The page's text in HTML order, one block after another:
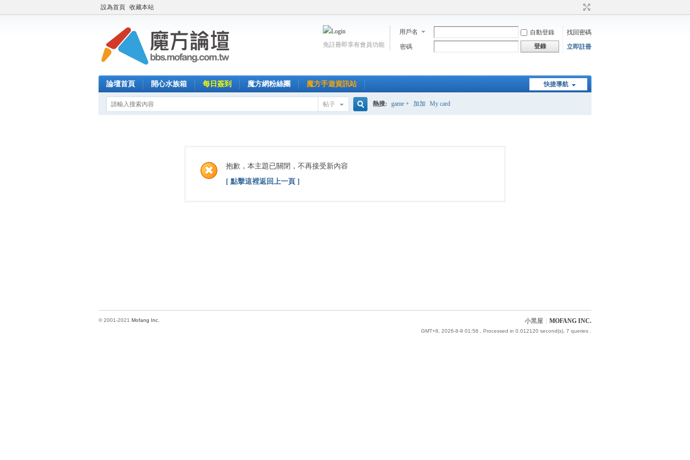
設為首頁 收藏本站
用戶名 自動登錄
找回密碼
密碼
登錄 立即註冊
免註冊即享有會員功能
快捷導航
論壇首頁 開心水族箱 每日簽到 魔方網粉絲團 魔方手遊資訊站
帖子 熱搜: game + 加加 My card
抱歉，本主題已關閉，不再接受新內容
[ 點擊這裡返回上一頁 ]
小黑屋 MOFANG INC.
GMT+8, 2026-8-9 01:58 , Processed in 0.012120 second(s), 7 queries .
© 2001-2021 Mofang Inc.